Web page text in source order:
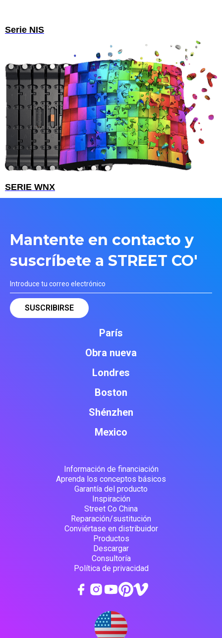
Serie NIS
SERIE WNX
Mantente en contacto y
suscríbete a STREET CO'
París
Obra nueva
Londres
Boston
Shénzhen
Mexico
Información de financiación
Aprenda los conceptos básicos
Garantía del producto
Inspiración
Street Co China
Reparación/sustitución
Conviértase en distribuidor
Productos
Descargar
Consultoría
Política de privacidad